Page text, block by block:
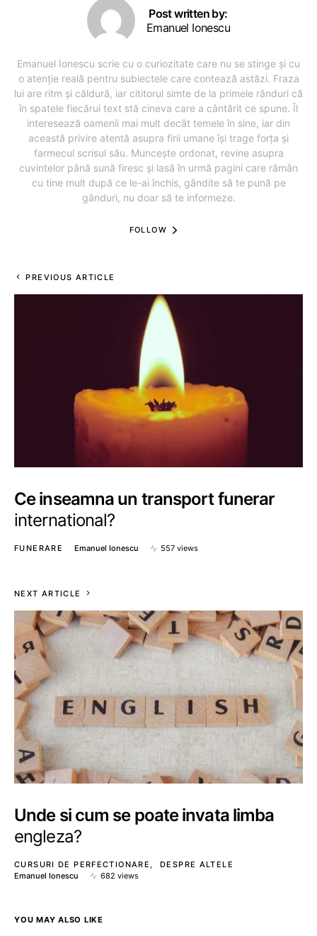
Post written by:
Emanuel Ionescu
Emanuel Ionescu scrie cu o curiozitate care nu se stinge și cu
o atenție reală pentru subiectele care contează astăzi. Fraza
lui are ritm și căldură, iar cititorul simte de la primele rânduri că
în spatele fiecărui text stă cineva care a cântărit ce spune. Îl
interesează oamenii mai mult decât temele în sine, iar din
această privire atentă asupra firii umane își trage forța și
farmecul scrisul său. Muncește ordonat, revine asupra
cuvintelor până sună firesc și lasă în urmă pagini care rămân
cu tine mult după ce le-ai închis, gândite să te pună pe
gânduri, nu doar să te informeze.
FOLLOW
PREVIOUS ARTICLE
Ce inseamna un transport funerar
international?
FUNERARE Emanuel Ionescu 557 views
NEXT ARTICLE
Unde si cum se poate invata limba
engleza?
CURSURI DE PERFECTIONARE
DESPRE ALTELE
Emanuel Ionescu
682 views
YOU MAY ALSO LIKE